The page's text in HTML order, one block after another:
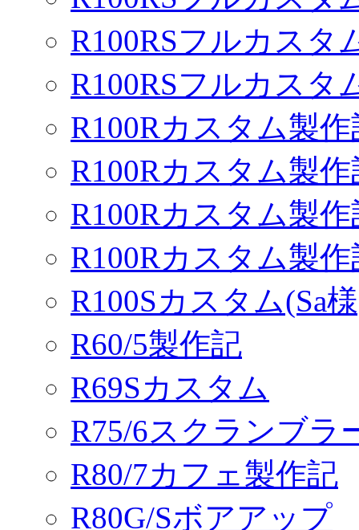
R100RSフルカスタ
R100RSフルカスタ
R100Rカスタム製作
R100Rカスタム製作
R100Rカスタム製作
R100Rカスタム製
R100Sカスタム(Sa
R60/5製作記
R69Sカスタム
R75/6スクランブラ
R80/7カフェ製作記
R80G/Sボアアップ